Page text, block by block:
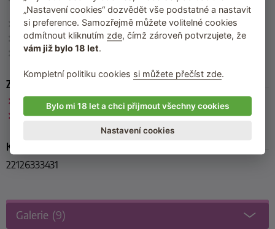
90F/XL, 95F/XXL
Barva: červená
Materiál: 90 % polyamid, 10 % elastan
Výrobce: Cottelli(Německo)
Zařazeno
Cottelli
Erotické komplety
Kód produktu
22126333431
Galerie (9)
„Nastavení cookies“ dozvědět vše podstatné a nastavit
si preference. Samozřejmě můžete volitelné cookies
odmítnout kliknutím zde, čímž zároveň potvrzujete, že
vám již bylo 18 let.
Kompletní politiku cookies si můžete přečíst zde.
Bylo mi 18 let a chci přijmout všechny cookies
Nastavení cookies